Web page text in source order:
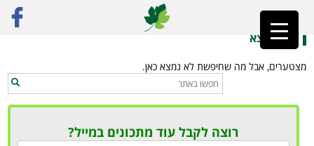
ראשי»עד שעתיים
לא נמצא
מצטערים, אבל מה שחיפשת לא נמצא כאן.
רוצה לקבל עוד מתכונים במייל?